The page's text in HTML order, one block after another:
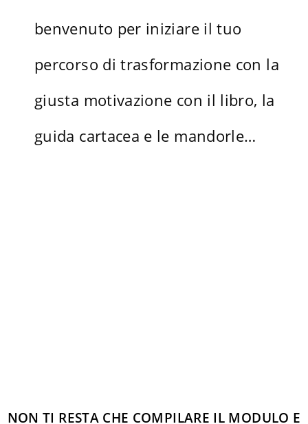
benvenuto per iniziare il tuo
percorso di trasformazione con la
giusta motivazione con il libro, la
guida cartacea e le mandorle…
NON TI RESTA CHE COMPILARE IL MODULO E